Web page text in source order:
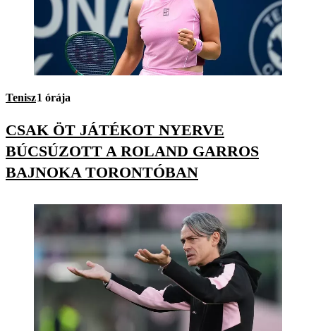
Tenisz1 órája
CSAK ÖT JÁTÉKOT NYERVE
BÚCSÚZOTT A ROLAND GARROS
BAJNOKA TORONTÓBAN